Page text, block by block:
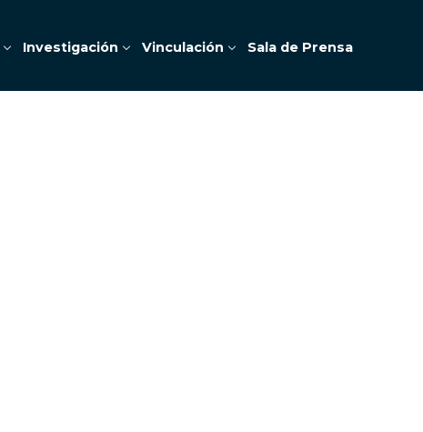
Investigación Vinculación Sala de Prensa